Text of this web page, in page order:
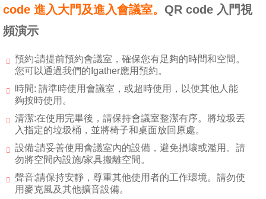
code 進入大門及進入會議室。 QR code 入門視
頻演示
預約:請提前預約會議室，確保您有足夠的時間和空間。
您可以通過我們的Igather應用預約。
時間: 請準時使用會議室，或超時使用，以便其他人能
夠按時使用。
清潔:在使用完畢後，請保持會議室整潔有序。將垃圾丟
入指定的垃圾桶，並將椅子和桌面放回原處。
設備:請妥善使用會議室內的設備，避免損壞或濫用。請
勿將空間內設施/家具搬離空間。
聲音:請保持安靜，尊重其他使用者的工作環境。請勿使
用麥克風及其他擴音設備。